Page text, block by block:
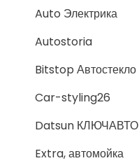
Auto Электрика
Autostoria
Bitstop Автостекло
Car-styling26
Datsun КЛЮЧАВТО
Extra, автомойка